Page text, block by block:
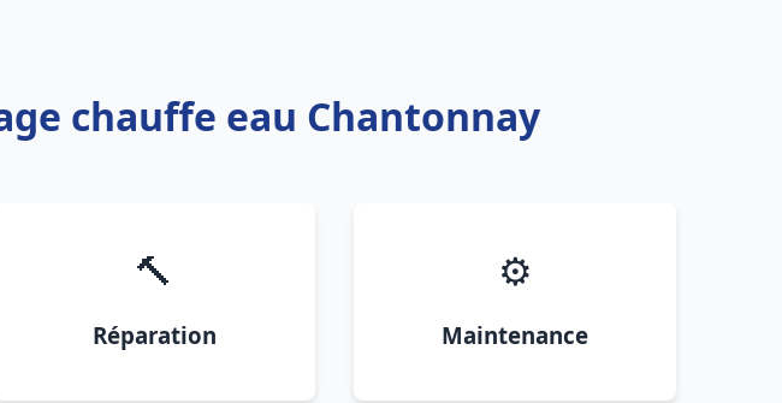
chauffe eau Chantonnay
🔨
Réparation
⚙️
Maintenance